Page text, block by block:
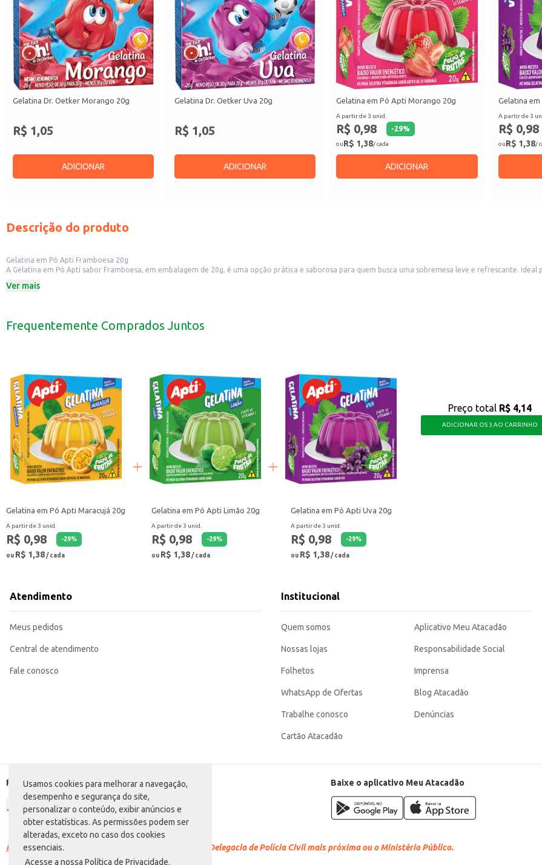
Usamos cookies para melhorar a navegação,
desempenho e segurança do site,
personalizar o conteúdo, exibir anúncios e
obter estatísticas. As permissões podem ser
alteradas, exceto no caso dos cookies
essenciais.
Acesse a nossa Política de Privacidade.
Gelatina Dr. Oetker Morango 20g
R$ 1,05
ADICIONAR
Gelatina Dr. Oetker Uva 20g
R$ 1,05
ADICIONAR
Gelatina em Pó Apti Morango 20g
A partir de 3 unid.
R$ 0,98 -29%
ouR$ 1,38/ cada
ADICIONAR
Gelatina
A partir de 3
R$ 0,98
ouR$ 1,38/
Descrição do produto
Gelatina em Pó Apti Framboesa 20g
A Gelatina em Pó Apti sabor Framboesa, em embalagem de 20g, é uma opção prática e saborosa para quem busca uma sobremesa leve e refrescante.
Dicas de Uso:
Perfeita para festas e eventos, oferecendo uma opção leve e saborosa.
Ver mais
Frequentemente Comprados Juntos
Gelatina em Pó Apti Maracujá 20g
A partir de 3 unid.
R$ 0,98 -29%
ou R$ 1,38/ cada
Gelatina em Pó Apti Limão 20g
A partir de 3 unid.
R$ 0,98 -29%
ou R$ 1,38 / cada
Gelatina em Pó Apti Uva 20g
A partir de 3 unid.
R$ 0,98 -29%
ou R$ 1,38 / cada
Preço total R$ 4,14
ADICIONAR OS 3 AO CARRINHO
Atendimento
Meus pedidos
Central de atendimento
Fale conosco
Institucional
Quem somos
Nossas lojas
Folhetos
WhatsApp de Ofertas
Trabalhe conosco
Cartão Atacadão
Aplicativo Meu Atacadão
Responsabilidade Social
Imprensa
Blog Atacadão
Denúncias
Formas de pagamento Baixe o aplicativo Meu Atacadão
Racismo é crime. Denuncie. Disque 100 ou procure a Delegacia de Polícia Civil mais próxima ou o Ministério Público.